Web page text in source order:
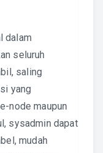
dalam
seluruh
saling
yang
node maupun
sysadmin dapat
mudah